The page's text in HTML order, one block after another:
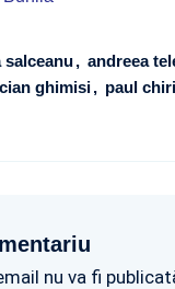
salceanu andreea
ghimisi paul
nu va fi